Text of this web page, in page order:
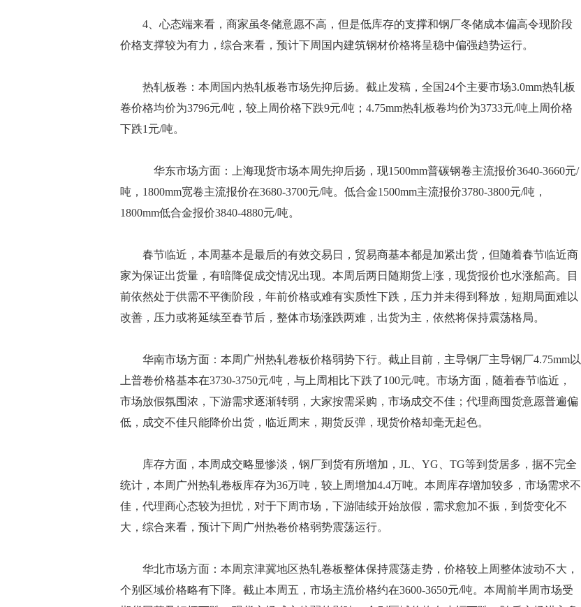
4、心态端来看，商家虽冬储意愿不高，但是低库存的支撑和钢厂冬储成本偏高令现阶段
价格支撑较为有力，综合来看，预计下周国内建筑钢材价格将呈稳中偏强趋势运行。
热轧板卷：本周国内热轧板卷市场先抑后扬。截止发稿，全国24个主要市场3.0mm热轧板
卷价格均价为3796元/吨，较上周价格下跌9元/吨；4.75mm热轧板卷均价为3733元/吨上周价格
下跌1元/吨。
华东市场方面：上海现货市场本周先抑后扬，现1500mm普碳钢卷主流报价3640-3660元/
吨，1800mm宽卷主流报价在3680-3700元/吨。低合金1500mm主流报价3780-3800元/吨，
1800mm低合金报价3840-4880元/吨。
春节临近，本周基本是最后的有效交易日，贸易商基本都是加紧出货，但随着春节临近商
家为保证出货量，有暗降促成交情况出现。本周后两日随期货上涨，现货报价也水涨船高。目
前依然处于供需不平衡阶段，年前价格或难有实质性下跌，压力并未得到释放，短期局面难以
改善，压力或将延续至春节后，整体市场涨跌两难，出货为主，依然将保持震荡格局。
华南市场方面：本周广州热轧卷板价格弱势下行。截止目前，主导钢厂主导钢厂4.75mm以
上普卷价格基本在3730-3750元/吨，与上周相比下跌了100元/吨。市场方面，随着春节临近，
市场放假氛围浓，下游需求逐渐转弱，大家按需采购，市场成交不佳；代理商囤货意愿普遍偏
低，成交不佳只能降价出货，临近周末，期货反弹，现货价格却毫无起色。
库存方面，本周成交略显惨淡，钢厂到货有所增加，JL、YG、TG等到货居多，据不完全
统计，本周广州热轧卷板库存为36万吨，较上周增加4.4万吨。本周库存增加较多，市场需求不
佳，代理商心态较为担忧，对于下周市场，下游陆续开始放假，需求愈加不振，到货变化不
大，综合来看，预计下周广州热卷价格弱势震荡运行。
华北市场方面：本周京津冀地区热轧卷板整体保持震荡走势，价格较上周整体波动不大，
个别区域价格略有下降。截止本周五，市场主流价格约在3600-3650元/吨。本周前半周市场受